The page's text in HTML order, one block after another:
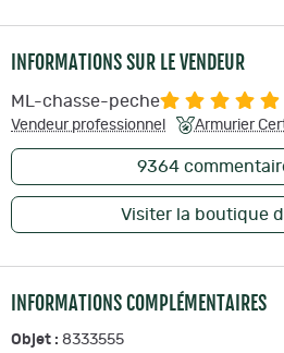
INFORMATIONS SUR LE VENDEUR
ML-chasse-peche
Vendeur professionnel Armurier
9364
Visiter la boutique
INFORMATIONS COMPLÉMENTAIRES
Objet : 8333555